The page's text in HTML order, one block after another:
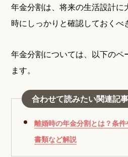
年金分割は、将来の生活設計
時にしっかりと確認しておくべ
年金分割については、以下のペ
ます。
合わせて読みたい関連記事
離婚時の年金分割とは？条
書類など解説